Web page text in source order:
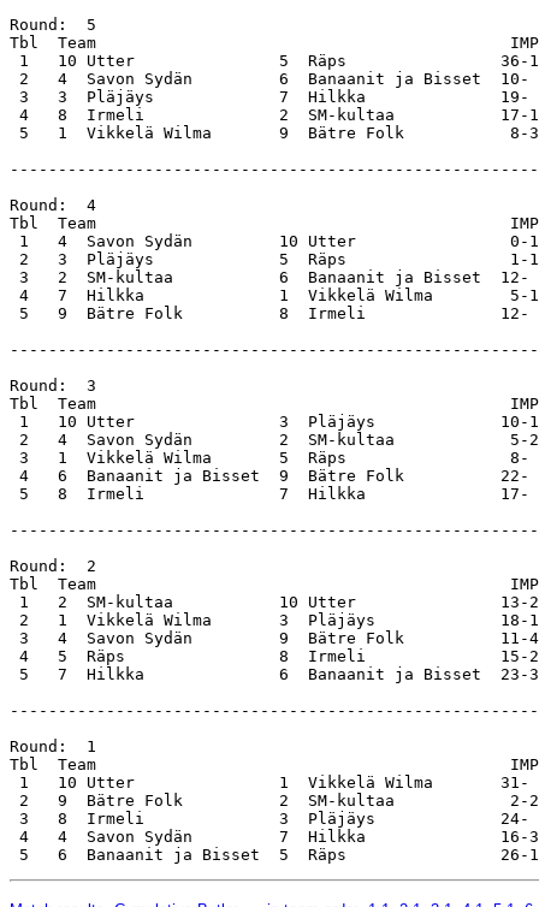
Round:
Tbl  Team
1   10 Utter               5  Räps                36-13
2   4  Savon Sydän         6  Banaanit ja Bisset  10-
3   3  Pläjäys             7  Hilkka              19- 5
4   8  Irmeli              2  SM-kultaa           17-
5   1  Vikkelä Wilma       9  Bätre Folk           8-
Round:
Tbl  Team
1   4  Savon Sydän         10 Utter                0-
2   3  Pläjäys             5  Räps                 1-11
3   2  SM-kultaa           6  Banaanit ja Bisset  12-
4   7  Hilkka              1  Vikkelä Wilma        5-
5   9  Bätre Folk          8  Irmeli              12- 8
Round:
Tbl  Team
1   10 Utter               3  Pläjäys             10-
2   4  Savon Sydän         2  SM-kultaa            5-
3   1  Vikkelä Wilma       5  Räps                 8-
4   6  Banaanit ja Bisset  9  Bätre Folk          22-
5   8  Irmeli              7  Hilkka              17- 7
Round:
Tbl  Team
1   2  SM-kultaa           10 Utter               13-
2   1  Vikkelä Wilma       3  Pläjäys             18-
3   4  Savon Sydän         9  Bätre Folk          11-
4   5  Räps                8  Irmeli              15-27
5   7  Hilkka              6  Banaanit ja Bisset  23-
Round:
Tbl  Team
1   10 Utter               1  Vikkelä Wilma       31-
2   9  Bätre Folk          2  SM-kultaa            2-
3   8  Irmeli              3  Pläjäys             24- 4
4   4  Savon Sydän         7  Hilkka              16-